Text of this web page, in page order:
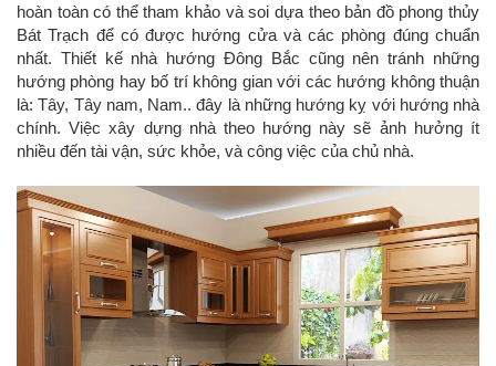
hoàn toàn có thể tham khảo và soi dựa theo bản đồ phong thủy
Bát Trạch để có được hướng cửa và các phòng đúng chuẩn
nhất. Thiết kế nhà hướng Đông Bắc cũng nên tránh những
hướng phòng hay bố trí không gian với các hướng không thuận
là: Tây, Tây nam, Nam.. đây là những hướng kỵ với hướng nhà
chính. Việc xây dựng nhà theo hướng này sẽ ảnh hưởng ít
nhiều đến tài vận, sức khỏe, và công việc của chủ nhà.